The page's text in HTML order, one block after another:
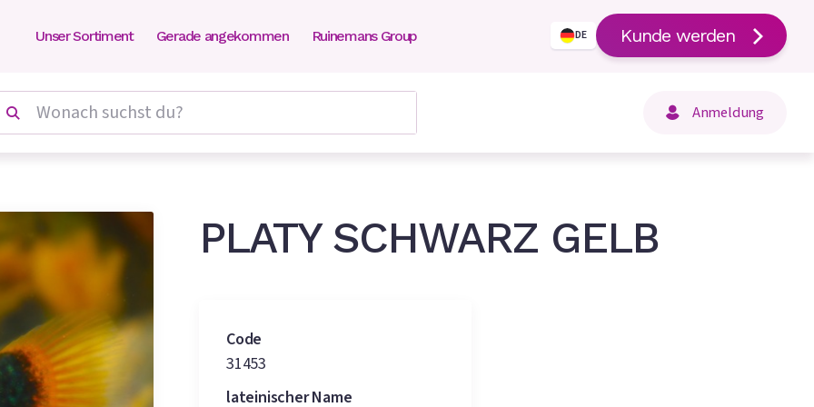
Unser Sortiment Gerade angekommen Ruinemans Group DE Kunde werden
Anmeldung
platy platy schwarz gelb
PLATY SCHWARZ GELB
Code
31453
lateinischer Name